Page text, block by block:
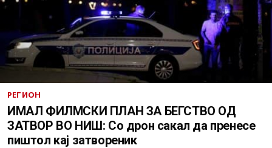
РЕГИОН
ИМАЛ ФИЛМСКИ ПЛАН ЗА БЕГСТВО ОД
ЗАТВОР ВО НИШ: Со дрон сакал да пренесе
пиштол кај затвореник